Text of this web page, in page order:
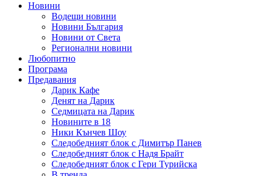
Новини
Водещи новини
Новини България
Новини от Света
Регионални новини
Любопитно
Програма
Предавания
Дарик Кафе
Денят на Дарик
Седмицата на Дарик
Новините в 18
Ники Кънчев Шоу
Следобедният блок с Димитър Панев
Следобедният блок с Надя Брайт
Следобедният блок с Гери Турийска